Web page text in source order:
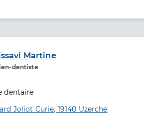
Martine
dentiste de santé
dentaire
Joliot Curie, 19140 Uzerche